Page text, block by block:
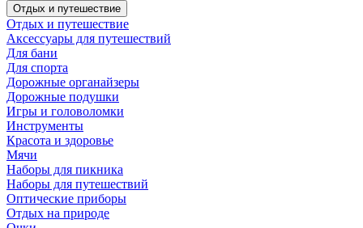
Отдых и путешествие
Отдых и путешествие
Аксессуары для путешествий
Для бани
Для спорта
Дорожные органайзеры
Дорожные подушки
Игры и головоломки
Инструменты
Красота и здоровье
Мячи
Наборы для пикника
Наборы для путешествий
Оптические приборы
Отдых на природе